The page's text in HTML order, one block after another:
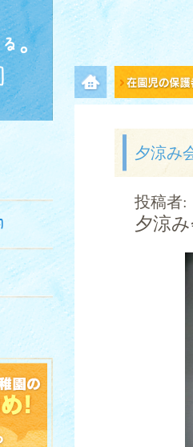
。
メニュー項目
夕涼み
投稿者:
夕涼